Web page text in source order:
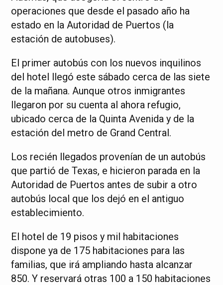
operaciones que desde el pasado año ha
estado en la Autoridad de Puertos (la
estación de autobuses).
El primer autobús con los nuevos inquilinos
del hotel llegó este sábado cerca de las siete
de la mañana. Aunque otros inmigrantes
llegaron por su cuenta al ahora refugio,
ubicado cerca de la Quinta Avenida y de la
estación del metro de Grand Central.
Los recién llegados provenían de un autobús
que partió de Texas, e hicieron parada en la
Autoridad de Puertos antes de subir a otro
autobús local que los dejó en el antiguo
establecimiento.
El hotel de 19 pisos y mil habitaciones
dispone ya de 175 habitaciones para las
familias, que irá ampliando hasta alcanzar
850. Y reservará otras 100 a 150 habitaciones